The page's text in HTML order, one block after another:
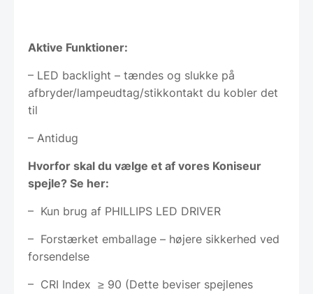
Aktive Funktioner:
– LED backlight – tændes og slukke på
afbryder/lampeudtag/stikkontakt du kobler det
til
– Antidug
Hvorfor skal du vælge et af vores Koniseur
spejle? Se her:
– Kun brug af PHILLIPS LED DRIVER
– Forstærket emballage – højere sikkerhed ved
forsendelse
– CRI Index ≥ 90 (Dette beviser spejlenes